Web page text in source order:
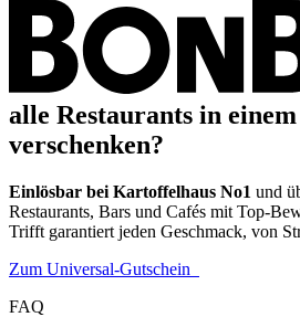
alle Restaurants in
verschenken?
Einlösbar bei Kartoffelhaus No1 und
Restaurants, Bars und Cafés mit Top-
Trifft garantiert jeden Geschmack, von
Zum Universal-Gutschein
FAQ